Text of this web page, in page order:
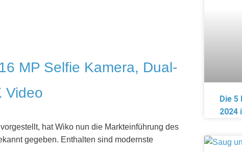
MP Selfie Kamera, Dual-
Video
hat Wiko nun die Markteinführung des
gegeben. Enthalten sind modernste
Die 5
2024